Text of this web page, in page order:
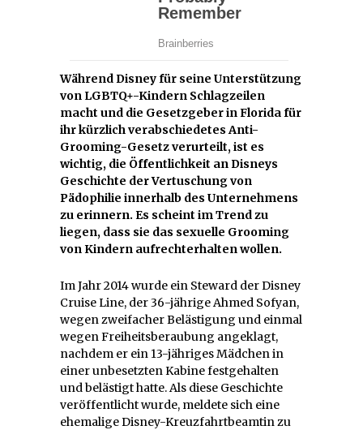
Während Disney für seine Unterstützung
von LGBTQ+-Kindern Schlagzeilen
macht und die Gesetzgeber in Florida für
ihr kürzlich verabschiedetes Anti-
Grooming-Gesetz verurteilt, ist es
wichtig, die Öffentlichkeit an Disneys
Geschichte der Vertuschung von
Pädophilie innerhalb des Unternehmens
zu erinnern. Es scheint im Trend zu
liegen, dass sie das sexuelle Grooming
von Kindern aufrechterhalten wollen.
Im Jahr 2014 wurde ein Steward der Disney
Cruise Line, der 36-jährige Ahmed Sofyan,
wegen zweifacher Belästigung und einmal
wegen Freiheitsberaubung angeklagt,
nachdem er ein 13-jähriges Mädchen in
einer unbesetzten Kabine festgehalten
und belästigt hatte. Als diese Geschichte
veröffentlicht wurde, meldete sich eine
ehemalige Disney-Kreuzfahrtbeamtin zu